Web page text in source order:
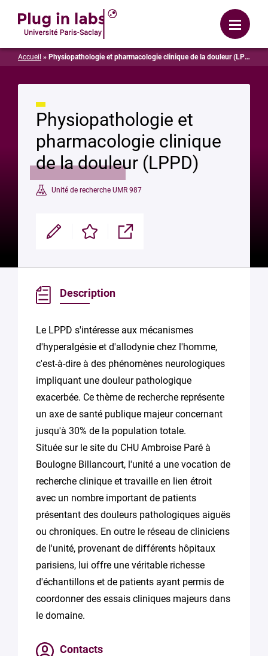
Menu
Accueil » Physiopathologie et pharmacologie clinique de la douleur (LPPD)
Physiopathologie et
pharmacologie clinique
de la douleur (LPPD)
Unité de recherche UMR 987
Modifier Enregistrer Partager
Description
Le LPPD s'intéresse aux mécanismes
d'hyperalgésie et d'allodynie chez l'homme,
c'est-à-dire à des phénomènes neurologiques
impliquant une douleur pathologique
exacerbée. Ce thème de recherche représente
un axe de santé publique majeur concernant
jusqu'à 30% de la population totale.
Située sur le site du CHU Ambroise Paré à
Boulogne Billancourt, l'unité a une vocation de
recherche clinique et travaille en lien étroit
avec un nombre important de patients
présentant des douleurs pathologiques aiguës
ou chroniques. En outre le réseau de cliniciens
de l'unité, provenant de différents hôpitaux
parisiens, lui offre une véritable richesse
d'échantillons et de patients ayant permis de
coordonner des essais cliniques majeurs dans
le domaine.
Contacts